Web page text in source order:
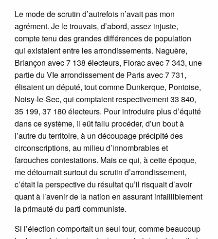
Le mode de scrutin d’autrefois n’avait pas mon
agrément. Je le trouvais, d’abord, assez injuste,
compte tenu des grandes différences de population
qui existaient entre les arrondissements. Naguère,
Briançon avec 7 138 électeurs, Florac avec 7 343, une
partie du VIe arrondissement de Paris avec 7 731,
élisaient un député, tout comme Dunkerque, Pontoise,
Noisy-le-Sec, qui comptaient respectivement 33 840,
35 199, 37 180 électeurs. Pour introduire plus d’équité
dans ce système, il eût fallu procéder, d’un bout à
l’autre du territoire, à un découpage précipité des
circonscriptions, au milieu d’innombrables et
farouches contestations. Mais ce qui, à cette époque,
me détournait surtout du scrutin d’arrondissement,
c’était la perspective du résultat qu’il risquait d’avoir
quant à l’avenir de la nation en assurant infailliblement
la primauté du parti communiste.
Si l’élection comportait un seul tour, comme beaucoup